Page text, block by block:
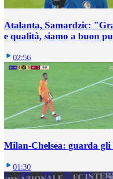
Atalanta, Samardzic:
e qualità, siamo a buon
02:56
Milan-Chelsea: guarda
01:30